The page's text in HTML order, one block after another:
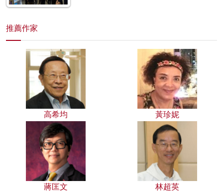
推薦作家
高希均 黃珍妮
蔣匡文 林超英